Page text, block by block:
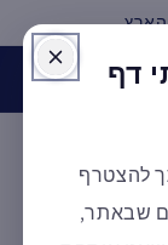
לעקוב אחרינו
דף
להצטרף
שבאתר,